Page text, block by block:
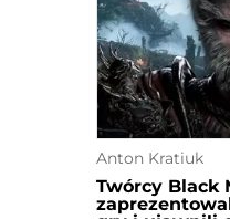
Anton Kratiuk
Twórcy Black